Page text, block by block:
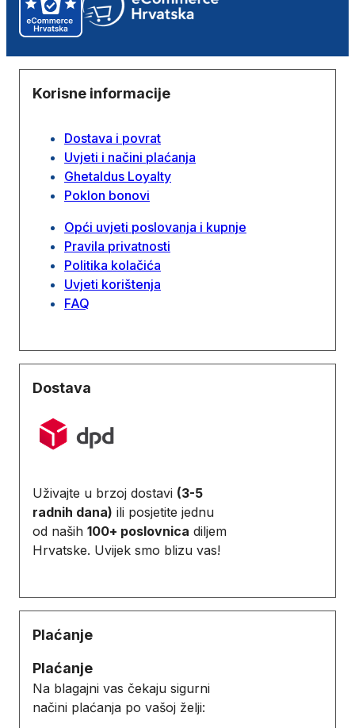
Korisne informacije
Dostava i povrat
Uvjeti i načini plaćanja
Ghetaldus Loyalty
Poklon bonovi
Opći uvjeti poslovanja i kupnje
Pravila privatnosti
Politika kolačića
Uvjeti korištenja
FAQ
Dostava
Uživajte u brzoj dostavi (3-5
radnih dana) ili posjetite jednu
od naših 100+ poslovnica diljem
Hrvatske. Uvijek smo blizu vas!
Plaćanje
Plaćanje
Na blagajni vas čekaju sigurni
načini plaćanja po vašoj želji: